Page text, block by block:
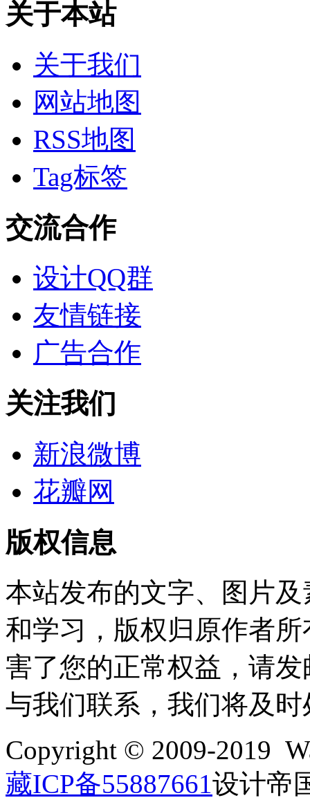
关于本站
关于我们
网站地图
RSS地图
Tag标签
交流合作
设计QQ群
友情链接
广告合作
关注我们
新浪微博
花瓣网
版权信息
本站发布的文字、图片
和学习，版权归原作者
害了您的正常权益，请发
与我们联系，我们将及时
Copyright © 2009-2019
藏ICP备55887661设计帝